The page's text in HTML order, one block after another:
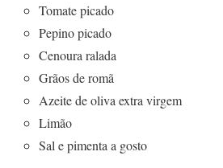
Tomate picado
Pepino picado
Cenoura ralada
Grãos de romã
Azeite de oliva extra virgem
Limão
Sal e pimenta a gosto